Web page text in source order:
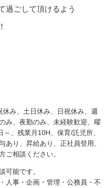
過ごして頂けるよう
休み、土日休み、日祝休み、週
み、夜勤のみ、未経験歓迎、曜
、残業月10H、保育/託児所、
あり、昇給あり、正社員登用、
ご相談ください。
可能です。
人事・企画・管理・公務員・不